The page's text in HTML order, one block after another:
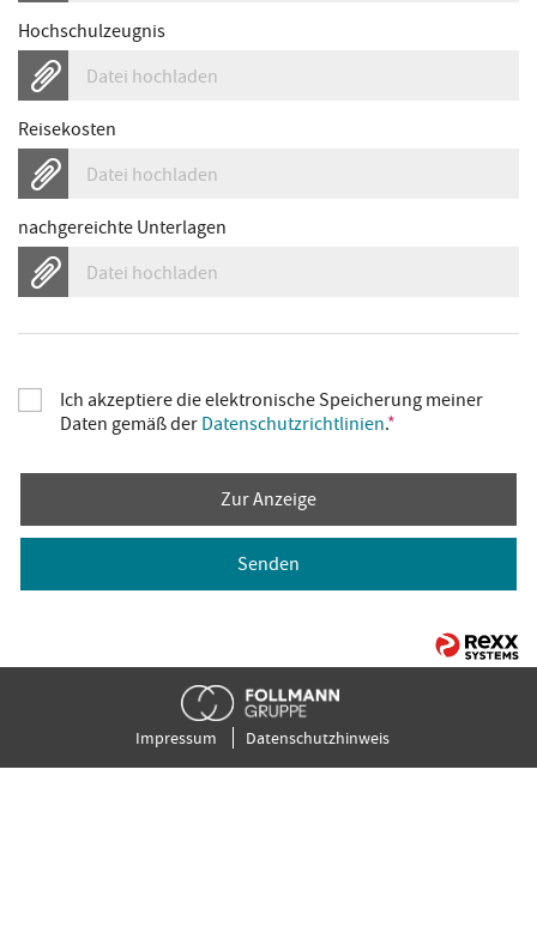
Hochschulzeugnis
Datei hochladen
Reisekosten
Datei hochladen
nachgereichte Unterlagen
Datei hochladen
Ich akzeptiere die elektronische Speicherung meiner
Daten gemäß der Datenschutzrichtlinien.*
Zur Anzeige
Senden
Impressum Datenschutzhinweis